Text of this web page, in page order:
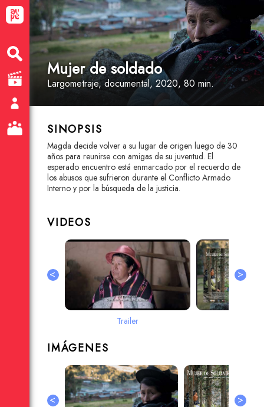
Mujer de soldado
Largometraje, documental, 2020, 80 min.
SINOPSIS
Magda decide volver a su lugar de origen luego de 30
años para reunirse con amigas de su juventud. El
esperado encuentro está enmarcado por el recuerdo de
los abusos que sufrieron durante el Conflicto Armado
Interno y por la búsqueda de la justicia.
VIDEOS
<
Trailer
>
IMÁGENES
< >